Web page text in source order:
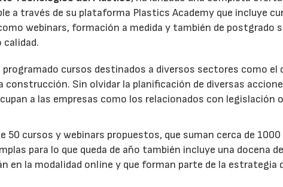
a través de su plataforma Plastics Academy que incluye
webinars, formación a medida y también de postgrado
calidad.
programado cursos destinados a diversos sectores como el
construcción. Sin olvidar la planificación de diversas
a las empresas como los relacionados con legislación
50 cursos y webinars propuestos, que suman cerca de
para lo que queda de año también incluye una docena
en la modalidad online y que forman parte de la